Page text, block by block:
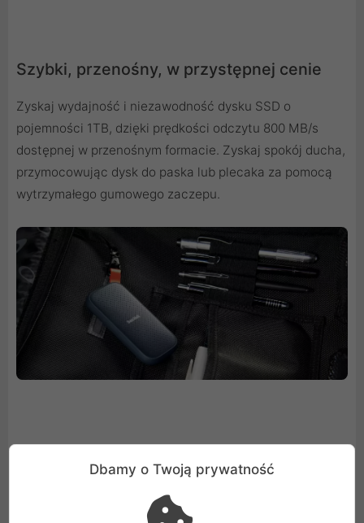
Szybki, przenośny, w przystępnej cenie
Zyskaj wydajność i niezawodność dysku SSD o
pojemności 1TB, dzięki prędkości odczytu 800 MB/s
dostępnej w przenośnym formacie. Zyskaj spokój ducha,
przymocowując dysk do paska lub plecaka za pomocą
wytrzymałego gumowego zaczepu.
dotrzymać Ci kroku
Pozwól, aby SanDisk Portable SSD 1 TB towarzyszył Ci
Dbamy o Twoją prywatność